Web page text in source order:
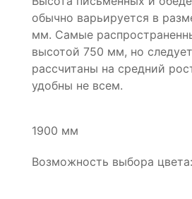
обычно варьируется в
мм. Самые
высотой 750 мм, но
рассчитаны на средний
удобны не всем.
1900 мм
Возможность выбора цвета: